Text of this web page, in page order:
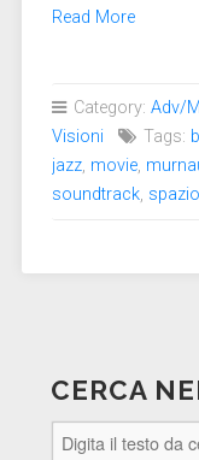
Read More
Category: Adv/
Visioni
Tags:
jazz, movie,
soundtrack,
CERCA